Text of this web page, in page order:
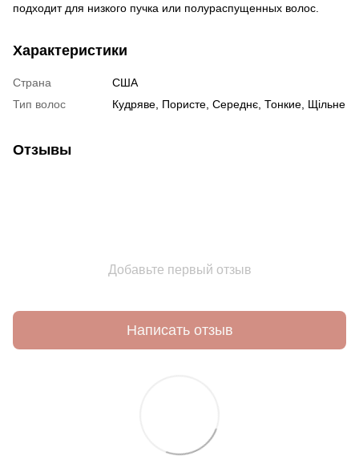
подходит для низкого пучка или полураспущенных волос.
Характеристики
Страна
США
Тип волос
Кудряве Пористе Середнє Тонкие Щільне
Отзывы
Добавьте первый отзыв
Написать отзыв